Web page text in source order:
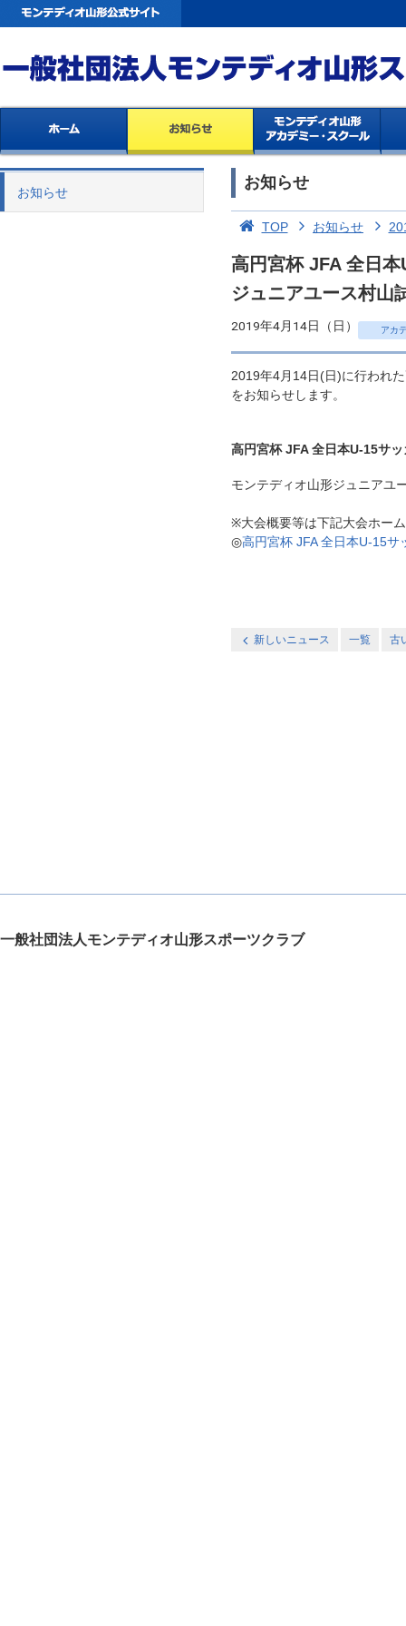
お知らせ
お知らせ
TOP お知らせ
高円宮杯 JFA 全日
ジュニアユース村山
2019年4月14日（日） アカ
2019年4月14日(日)に行われ
をお知らせします。
高円宮杯 JFA 全日本U-15サ
モンテディオ山形ジュニアユ
※大会概要等は下記大会ホー
◎高円宮杯 JFA 全日本U-15サ
新しいニュース 一覧 古
一般社団法人モンテディオ山形スポーツクラブ